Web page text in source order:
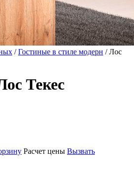
/Гостиные в стиле модерн / Лос
Текес
Расчет цены Вызвать